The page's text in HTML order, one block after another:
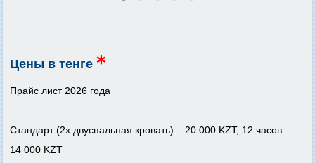
Цены в тенге
Прайс лист 2026 года
Стандарт (2х двуспальная кровать) – 20 000 KZT, 12 часов –
14 000 KZT